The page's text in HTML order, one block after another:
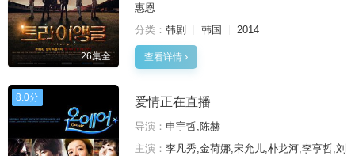
26集全
惠恩
分类： 韩剧 韩国 2014
查看详情
8.0分 爱情正在直播
导演： 申宇哲,陈赫
主演： 李凡秀,金荷娜,宋允儿,朴龙河,李亨哲,刘